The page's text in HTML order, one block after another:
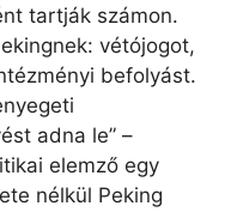
tartják számon.
vétójogot,
befolyást.
adna le” –
elemző egy
nélkül Peking